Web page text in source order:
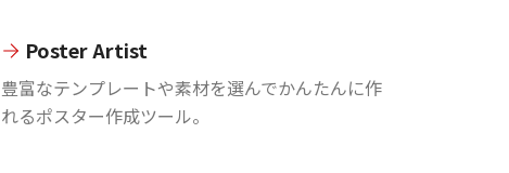
Poster Artist
豊富なテンプレートや素材を選んでかんたんに作
れるポスター作成ツール。